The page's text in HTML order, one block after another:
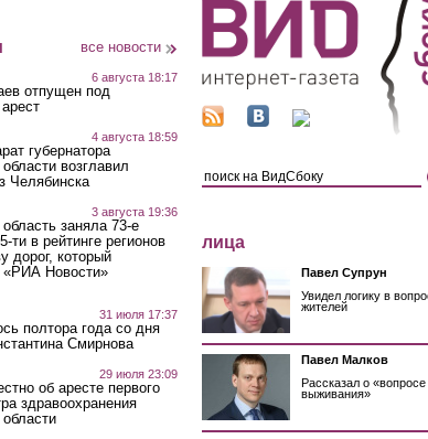
все новости
6 августа 18:17
отпущен под
4 августа 18:59
губернатора
возглавил
Челябинска
3 августа 19:36
область заняла 73-е
ти в рейтинге регионов
дорог, который
«РИА Новости»
31 июля 17:37
полтора года со дня
Смирнова
29 июля 23:09
об аресте первого
здравоохранения
лица
Павел Супрун
Увидел логику в
жителей
Павел Малков
Рассказал о «вопросе
выживания»